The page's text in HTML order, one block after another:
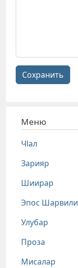
Сохранить
Меню
Чlал
Зарияр
Шиирар
Эпос Шарвили
Улубар
Проза
Мисалар